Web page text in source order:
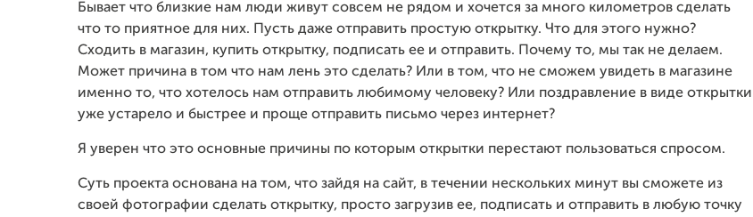
Бывает что близкие нам люди живут совсем не рядом и хочется за много километров сделать
что то приятное для них. Пусть даже отправить простую открытку. Что для этого нужно?
Сходить в магазин, купить открытку, подписать ее и отправить. Почему то, мы так не делаем.
Может причина в том что нам лень это сделать? Или в том, что не сможем увидеть в магазине
именно то, что хотелось нам отправить любимому человеку? Или поздравление в виде открытки
уже устарело и быстрее и проще отправить письмо через интернет?
Я уверен что это основные причины по которым открытки перестают пользоваться спросом.
Суть проекта основана на том, что зайдя на сайт, в течении нескольких минут вы сможете из
своей фотографии сделать открытку, просто загрузив ее, подписать и отправить в любую точку